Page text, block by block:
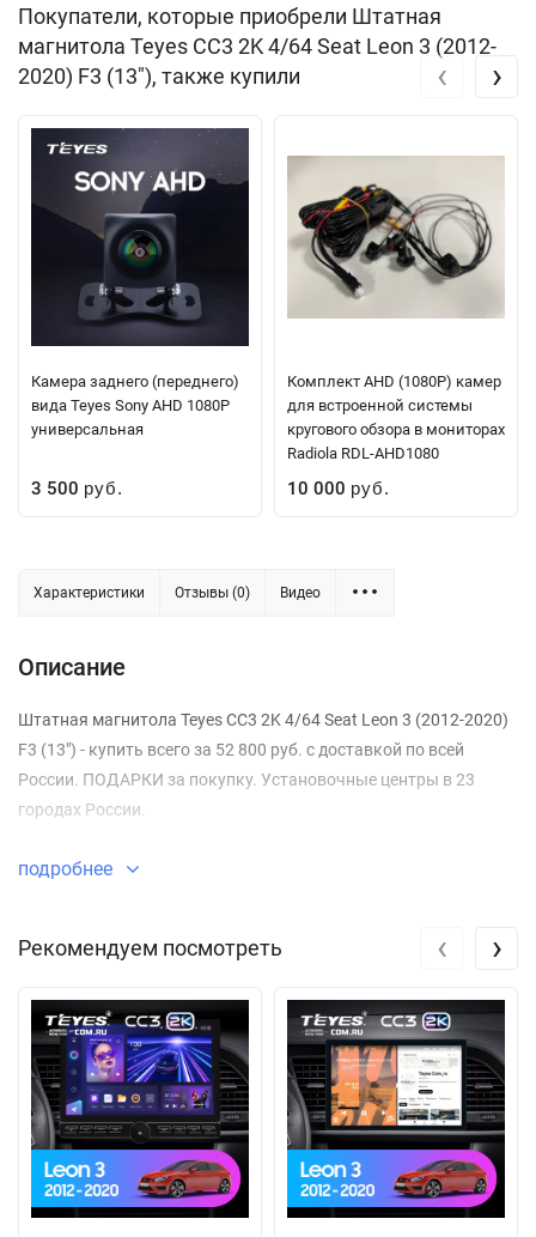
Покупатели, которые приобрели Штатная
магнитола Teyes CC3 2K 4/64 Seat Leon 3 (2012-
2020) F3 (13"), также купили
Камера заднего (переднего)
вида Teyes Sony AHD 1080P
универсальная
3 500 руб.
Комплект AHD (1080P) камер
для встроенной системы
кругового обзора в мониторах
Radiola RDL-AHD1080
10 000 руб.
‹ ›
Характеристики Отзывы (0) Видео
Описание
Штатная магнитола Teyes CC3 2K 4/64 Seat Leon 3 (2012-2020)
F3 (13") - купить всего за 52 800 руб. с доставкой по всей
России. ПОДАРКИ за покупку. Установочные центры в 23
городах России.
подробнее
Рекомендуем посмотреть ‹ ›